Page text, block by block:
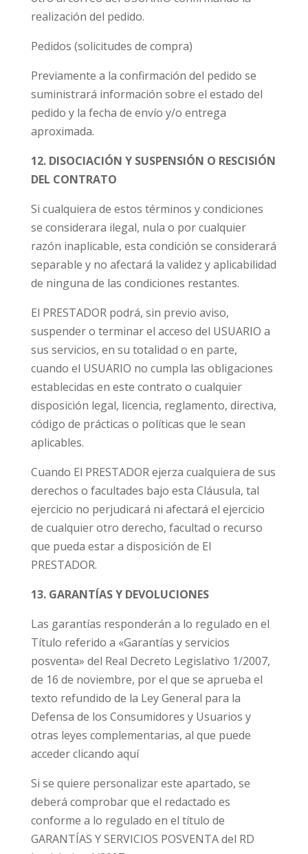
realización del pedido.
Pedidos (solicitudes de compra)
Previamente a la confirmación del pedido se
suministrará información sobre el estado del
pedido y la fecha de envío y/o entrega
aproximada.
12. DISOCIACIÓN Y SUSPENSIÓN O RESCISIÓN
DEL CONTRATO
Si cualquiera de estos términos y condiciones
se considerara ilegal, nula o por cualquier
razón inaplicable, esta condición se considerará
separable y no afectará la validez y aplicabilidad
de ninguna de las condiciones restantes.
El PRESTADOR podrá, sin previo aviso,
suspender o terminar el acceso del USUARIO a
sus servicios, en su totalidad o en parte,
cuando el USUARIO no cumpla las obligaciones
establecidas en este contrato o cualquier
disposición legal, licencia, reglamento, directiva,
código de prácticas o políticas que le sean
aplicables.
Cuando El PRESTADOR ejerza cualquiera de sus
derechos o facultades bajo esta Cláusula, tal
ejercicio no perjudicará ni afectará el ejercicio
de cualquier otro derecho, facultad o recurso
que pueda estar a disposición de El
PRESTADOR.
13. GARANTÍAS Y DEVOLUCIONES
Las garantías responderán a lo regulado en el
Título referido a «Garantías y servicios
posventa» del Real Decreto Legislativo 1/2007,
de 16 de noviembre, por el que se aprueba el
texto refundido de la Ley General para la
Defensa de los Consumidores y Usuarios y
otras leyes complementarias, al que puede
acceder clicando aquí
Si se quiere personalizar este apartado, se
deberá comprobar que el redactado es
conforme a lo regulado en el título de
GARANTÍAS Y SERVICIOS POSVENTA del RD